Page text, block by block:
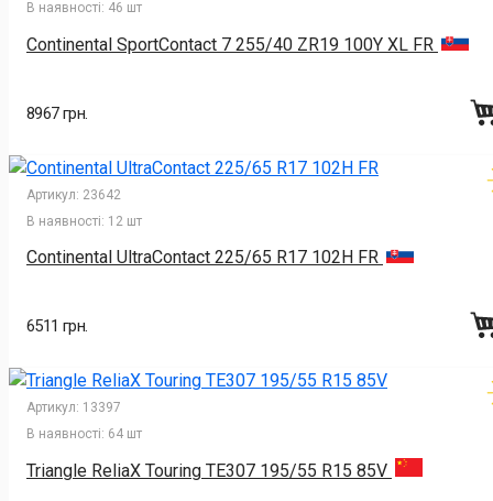
В наявності: 46 шт
Continental SportContact 7 255/40 ZR19 100Y XL FR
8967 грн.
Артикул: 23642
В наявності: 12 шт
Continental UltraContact 225/65 R17 102H FR
6511 грн.
Артикул: 13397
В наявності: 64 шт
Triangle ReliaX Touring TE307 195/55 R15 85V